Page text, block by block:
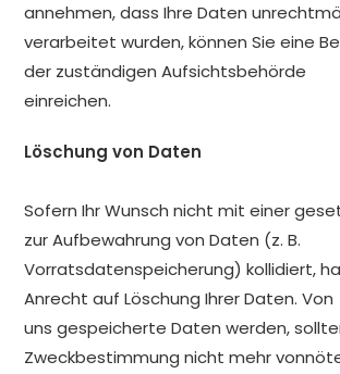
annehmen, dass Ihre Daten
verarbeitet wurden, können Sie eine
der zuständigen Aufsichtsbehörde
einreichen.
Löschung von Daten
Sofern Ihr Wunsch nicht mit einer
zur Aufbewahrung von Daten (z. B.
Vorratsdatenspeicherung) kollidiert,
Anrecht auf Löschung Ihrer Daten. Von
uns gespeicherte Daten werden,
Zweckbestimmung nicht mehr